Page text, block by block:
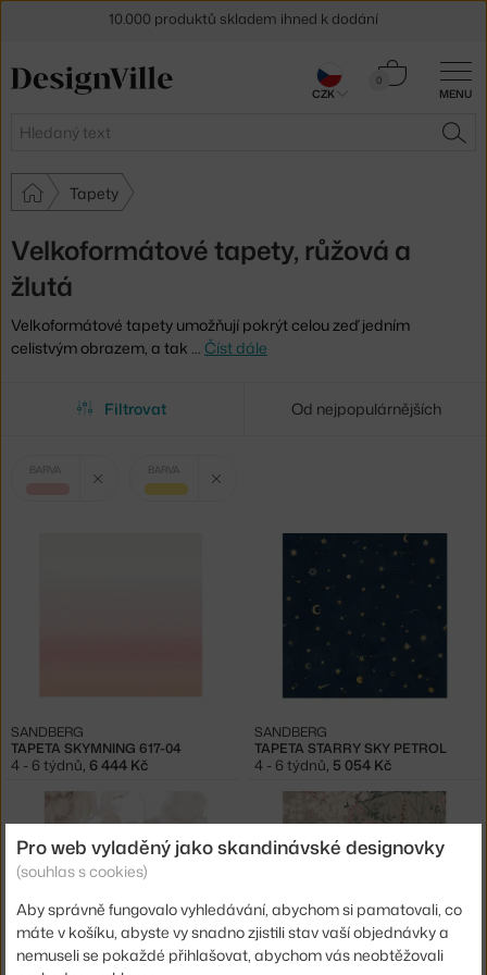
MENU
Hledat
0
Košík
Tapety
Velkoformátové tapety, růžová a
žlutá
Velkoformátové tapety umožňují pokrýt celou zeď jedním
celistvým obrazem, a tak … Číst dále
Filtrovat Od nejpopulárnějších
Vybrané
BARVA BARVA
žlutá
TAPETA SKYMNING 617-04
SANDBERG
4 - 6 týdnů 6 444 Kč
TAPETA STARRY SKY PETROL
SANDBERG
4 - 6 týdnů 5 054 Kč
10.000 produktů skladem ihned k dodání
30 dní na vrácení zbožíCZK
Pro web vyladěný jako skandinávské designovky
(souhlas s cookies)
Aby správně fungovalo vyhledávání, abychom si pamatovali, co
máte v košíku, abyste vy snadno zjistili stav vaší objednávky a
nemuseli se pokaždé přihlašovat, abychom vás neobtěžovali